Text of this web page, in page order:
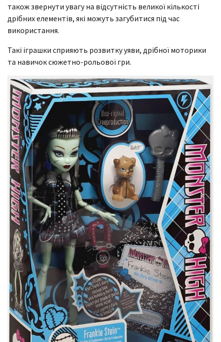
також звернути увагу на відсутність великої кількості
дрібних елементів, які можуть загубитися під час
використання.
Такі іграшки сприяють розвитку уяви, дрібної моторики
та навичок сюжетно-рольової гри.